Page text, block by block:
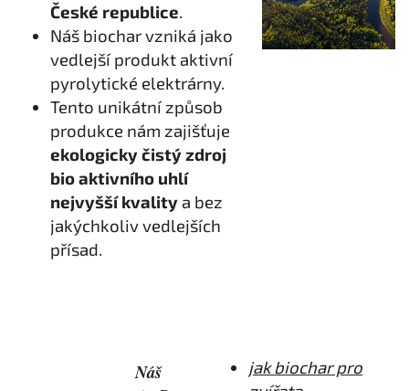
České republice.
Náš biochar vzniká jako
vedlejší produkt aktivní
pyrolytické elektrárny.
Tento unikátní způsob
produkce nám zajišťuje
ekologicky čistý zdroj
bio aktivního uhlí
nejvyšší kvality a bez
jakýchkoliv vedlejších
přísad.
Náš
jak biochar pro